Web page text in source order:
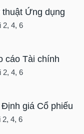
Ứng dụng
2, 4, 6
cáo Tài chính
2, 4, 6
giá Cổ phiếu
2, 4, 6